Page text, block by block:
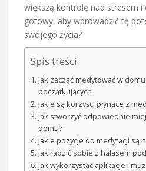
większą kontrolę nad stresem i
gotowy, aby wprowadzić tę
swojego życia?
Spis treści
Jak zacząć medytować w
początkujących
Jakie są korzyści płynące z
Jak stworzyć odpowiednie
domu?
Jakie pozycje do medytacji są
Jak radzić sobie z hałasem
Jak wykorzystać aplikacje i